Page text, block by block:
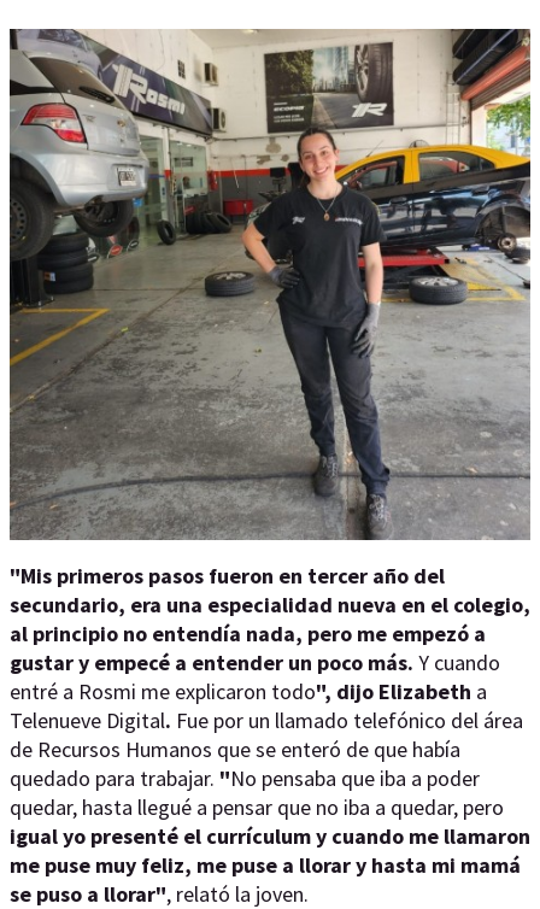
"Mis primeros pasos fueron en tercer año del
secundario, era una especialidad nueva en el colegio,
al principio no entendía nada, pero me empezó a
gustar y empecé a entender un poco más. Y cuando
entré a Rosmi me explicaron todo", dijo Elizabeth a
Telenueve Digital. Fue por un llamado telefónico del área
de Recursos Humanos que se enteró de que había
quedado para trabajar. "No pensaba que iba a poder
quedar, hasta llegué a pensar que no iba a quedar, pero
igual yo presenté el currículum y cuando me llamaron
me puse muy feliz, me puse a llorar y hasta mi mamá
se puso a llorar", relató la joven.